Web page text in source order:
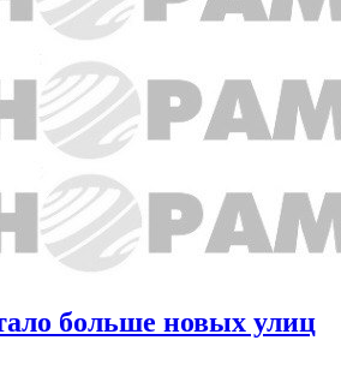
больше новых улиц